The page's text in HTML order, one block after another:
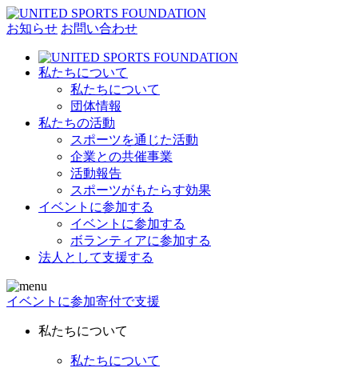
お知らせ お問い合わせ
私たちについて
私たちについて
団体情報
私たちの活動
スポーツを通じた活動
企業との共催事業
活動報告
スポーツがもたらす効果
イベントに参加する
イベントに参加する
ボランティアに参加する
法人として支援する
イベントに参加寄付で支援
私たちについて
私たちについて